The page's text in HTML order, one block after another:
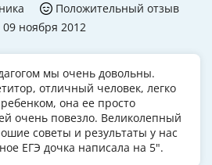
09 ноября 2012
Положительный отзыв
мы очень довольны.
отличный человек, легко
она ее просто
очень повезло. Великолепный
советы и результаты у нас
ЕГЭ дочка написала на 5".